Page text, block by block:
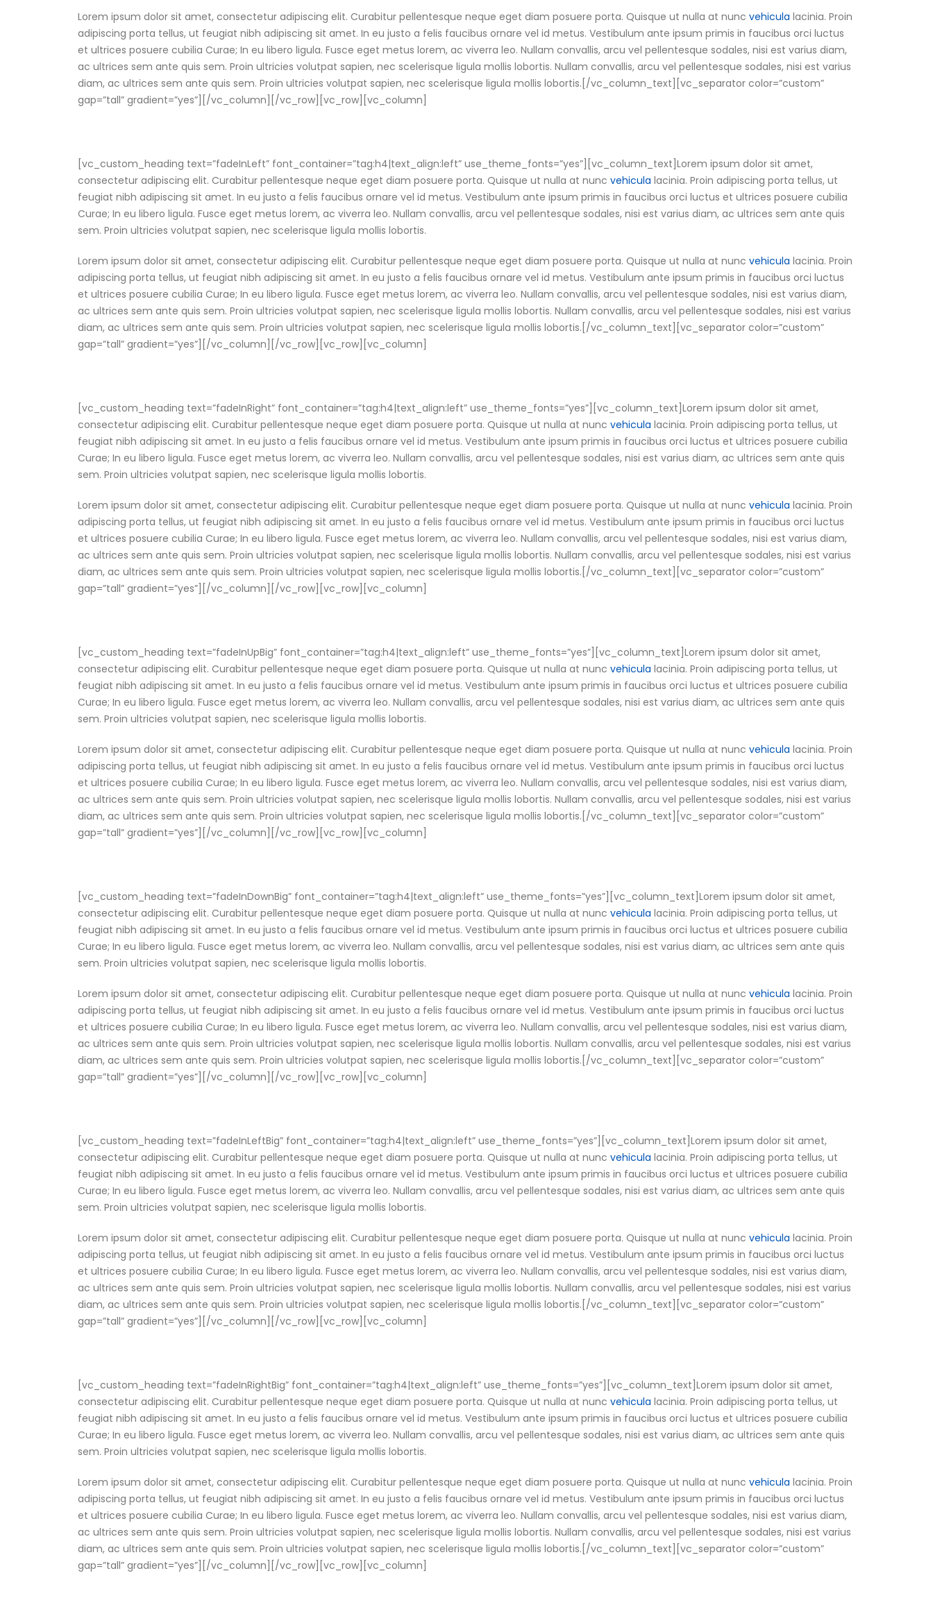
Lorem ipsum dolor sit amet, consectetur adipiscing elit. Curabitur pellentesque neque eget diam posuere porta. Quisque ut nulla at nunc vehicula lacinia. Proin
adipiscing porta tellus, ut feugiat nibh adipiscing sit amet. In eu justo a felis faucibus ornare vel id metus. Vestibulum ante ipsum primis in faucibus orci luctus
et ultrices posuere cubilia Curae; In eu libero ligula. Fusce eget metus lorem, ac viverra leo. Nullam convallis, arcu vel pellentesque sodales, nisi est varius diam,
ac ultrices sem ante quis sem. Proin ultricies volutpat sapien, nec scelerisque ligula mollis lobortis. Nullam convallis, arcu vel pellentesque sodales, nisi est varius
diam, ac ultrices sem ante quis sem. Proin ultricies volutpat sapien, nec scelerisque ligula mollis lobortis.[/vc_column_text][vc_separator color=”custom”
gap=”tall” gradient=”yes”][/vc_column][/vc_row][vc_row][vc_column]
[vc_custom_heading text=”fadeInLeft” font_container=”tag:h4|text_align:left” use_theme_fonts=”yes”][vc_column_text]Lorem ipsum dolor sit amet,
consectetur adipiscing elit. Curabitur pellentesque neque eget diam posuere porta. Quisque ut nulla at nunc vehicula lacinia. Proin adipiscing porta tellus, ut
feugiat nibh adipiscing sit amet. In eu justo a felis faucibus ornare vel id metus. Vestibulum ante ipsum primis in faucibus orci luctus et ultrices posuere cubilia
Curae; In eu libero ligula. Fusce eget metus lorem, ac viverra leo. Nullam convallis, arcu vel pellentesque sodales, nisi est varius diam, ac ultrices sem ante quis
sem. Proin ultricies volutpat sapien, nec scelerisque ligula mollis lobortis.
Lorem ipsum dolor sit amet, consectetur adipiscing elit. Curabitur pellentesque neque eget diam posuere porta. Quisque ut nulla at nunc vehicula lacinia. Proin
adipiscing porta tellus, ut feugiat nibh adipiscing sit amet. In eu justo a felis faucibus ornare vel id metus. Vestibulum ante ipsum primis in faucibus orci luctus
et ultrices posuere cubilia Curae; In eu libero ligula. Fusce eget metus lorem, ac viverra leo. Nullam convallis, arcu vel pellentesque sodales, nisi est varius diam,
ac ultrices sem ante quis sem. Proin ultricies volutpat sapien, nec scelerisque ligula mollis lobortis. Nullam convallis, arcu vel pellentesque sodales, nisi est varius
diam, ac ultrices sem ante quis sem. Proin ultricies volutpat sapien, nec scelerisque ligula mollis lobortis.[/vc_column_text][vc_separator color=”custom”
gap=”tall” gradient=”yes”][/vc_column][/vc_row][vc_row][vc_column]
[vc_custom_heading text=”fadeInRight” font_container=”tag:h4|text_align:left” use_theme_fonts=”yes”][vc_column_text]Lorem ipsum dolor sit amet,
consectetur adipiscing elit. Curabitur pellentesque neque eget diam posuere porta. Quisque ut nulla at nunc vehicula lacinia. Proin adipiscing porta tellus, ut
feugiat nibh adipiscing sit amet. In eu justo a felis faucibus ornare vel id metus. Vestibulum ante ipsum primis in faucibus orci luctus et ultrices posuere cubilia
Curae; In eu libero ligula. Fusce eget metus lorem, ac viverra leo. Nullam convallis, arcu vel pellentesque sodales, nisi est varius diam, ac ultrices sem ante quis
sem. Proin ultricies volutpat sapien, nec scelerisque ligula mollis lobortis.
Lorem ipsum dolor sit amet, consectetur adipiscing elit. Curabitur pellentesque neque eget diam posuere porta. Quisque ut nulla at nunc vehicula lacinia. Proin
adipiscing porta tellus, ut feugiat nibh adipiscing sit amet. In eu justo a felis faucibus ornare vel id metus. Vestibulum ante ipsum primis in faucibus orci luctus
et ultrices posuere cubilia Curae; In eu libero ligula. Fusce eget metus lorem, ac viverra leo. Nullam convallis, arcu vel pellentesque sodales, nisi est varius diam,
ac ultrices sem ante quis sem. Proin ultricies volutpat sapien, nec scelerisque ligula mollis lobortis. Nullam convallis, arcu vel pellentesque sodales, nisi est varius
diam, ac ultrices sem ante quis sem. Proin ultricies volutpat sapien, nec scelerisque ligula mollis lobortis.[/vc_column_text][vc_separator color=”custom”
gap=”tall” gradient=”yes”][/vc_column][/vc_row][vc_row][vc_column]
[vc_custom_heading text=”fadeInUpBig” font_container=”tag:h4|text_align:left” use_theme_fonts=”yes”][vc_column_text]Lorem ipsum dolor sit amet,
consectetur adipiscing elit. Curabitur pellentesque neque eget diam posuere porta. Quisque ut nulla at nunc vehicula lacinia. Proin adipiscing porta tellus, ut
feugiat nibh adipiscing sit amet. In eu justo a felis faucibus ornare vel id metus. Vestibulum ante ipsum primis in faucibus orci luctus et ultrices posuere cubilia
Curae; In eu libero ligula. Fusce eget metus lorem, ac viverra leo. Nullam convallis, arcu vel pellentesque sodales, nisi est varius diam, ac ultrices sem ante quis
sem. Proin ultricies volutpat sapien, nec scelerisque ligula mollis lobortis.
Lorem ipsum dolor sit amet, consectetur adipiscing elit. Curabitur pellentesque neque eget diam posuere porta. Quisque ut nulla at nunc vehicula lacinia. Proin
adipiscing porta tellus, ut feugiat nibh adipiscing sit amet. In eu justo a felis faucibus ornare vel id metus. Vestibulum ante ipsum primis in faucibus orci luctus
et ultrices posuere cubilia Curae; In eu libero ligula. Fusce eget metus lorem, ac viverra leo. Nullam convallis, arcu vel pellentesque sodales, nisi est varius diam,
ac ultrices sem ante quis sem. Proin ultricies volutpat sapien, nec scelerisque ligula mollis lobortis. Nullam convallis, arcu vel pellentesque sodales, nisi est varius
diam, ac ultrices sem ante quis sem. Proin ultricies volutpat sapien, nec scelerisque ligula mollis lobortis.[/vc_column_text][vc_separator color=”custom”
gap=”tall” gradient=”yes”][/vc_column][/vc_row][vc_row][vc_column]
[vc_custom_heading text=”fadeInDownBig” font_container=”tag:h4|text_align:left” use_theme_fonts=”yes”][vc_column_text]Lorem ipsum dolor sit amet,
consectetur adipiscing elit. Curabitur pellentesque neque eget diam posuere porta. Quisque ut nulla at nunc vehicula lacinia. Proin adipiscing porta tellus, ut
feugiat nibh adipiscing sit amet. In eu justo a felis faucibus ornare vel id metus. Vestibulum ante ipsum primis in faucibus orci luctus et ultrices posuere cubilia
Curae; In eu libero ligula. Fusce eget metus lorem, ac viverra leo. Nullam convallis, arcu vel pellentesque sodales, nisi est varius diam, ac ultrices sem ante quis
sem. Proin ultricies volutpat sapien, nec scelerisque ligula mollis lobortis.
Lorem ipsum dolor sit amet, consectetur adipiscing elit. Curabitur pellentesque neque eget diam posuere porta. Quisque ut nulla at nunc vehicula lacinia. Proin
adipiscing porta tellus, ut feugiat nibh adipiscing sit amet. In eu justo a felis faucibus ornare vel id metus. Vestibulum ante ipsum primis in faucibus orci luctus
et ultrices posuere cubilia Curae; In eu libero ligula. Fusce eget metus lorem, ac viverra leo. Nullam convallis, arcu vel pellentesque sodales, nisi est varius diam,
ac ultrices sem ante quis sem. Proin ultricies volutpat sapien, nec scelerisque ligula mollis lobortis. Nullam convallis, arcu vel pellentesque sodales, nisi est varius
diam, ac ultrices sem ante quis sem. Proin ultricies volutpat sapien, nec scelerisque ligula mollis lobortis.[/vc_column_text][vc_separator color=”custom”
gap=”tall” gradient=”yes”][/vc_column][/vc_row][vc_row][vc_column]
[vc_custom_heading text=”fadeInLeftBig” font_container=”tag:h4|text_align:left” use_theme_fonts=”yes”][vc_column_text]Lorem ipsum dolor sit amet,
consectetur adipiscing elit. Curabitur pellentesque neque eget diam posuere porta. Quisque ut nulla at nunc vehicula lacinia. Proin adipiscing porta tellus, ut
feugiat nibh adipiscing sit amet. In eu justo a felis faucibus ornare vel id metus. Vestibulum ante ipsum primis in faucibus orci luctus et ultrices posuere cubilia
Curae; In eu libero ligula. Fusce eget metus lorem, ac viverra leo. Nullam convallis, arcu vel pellentesque sodales, nisi est varius diam, ac ultrices sem ante quis
sem. Proin ultricies volutpat sapien, nec scelerisque ligula mollis lobortis.
Lorem ipsum dolor sit amet, consectetur adipiscing elit. Curabitur pellentesque neque eget diam posuere porta. Quisque ut nulla at nunc vehicula lacinia. Proin
adipiscing porta tellus, ut feugiat nibh adipiscing sit amet. In eu justo a felis faucibus ornare vel id metus. Vestibulum ante ipsum primis in faucibus orci luctus
et ultrices posuere cubilia Curae; In eu libero ligula. Fusce eget metus lorem, ac viverra leo. Nullam convallis, arcu vel pellentesque sodales, nisi est varius diam,
ac ultrices sem ante quis sem. Proin ultricies volutpat sapien, nec scelerisque ligula mollis lobortis. Nullam convallis, arcu vel pellentesque sodales, nisi est varius
diam, ac ultrices sem ante quis sem. Proin ultricies volutpat sapien, nec scelerisque ligula mollis lobortis.[/vc_column_text][vc_separator color=”custom”
gap=”tall” gradient=”yes”][/vc_column][/vc_row][vc_row][vc_column]
[vc_custom_heading text=”fadeInRightBig” font_container=”tag:h4|text_align:left” use_theme_fonts=”yes”][vc_column_text]Lorem ipsum dolor sit amet,
consectetur adipiscing elit. Curabitur pellentesque neque eget diam posuere porta. Quisque ut nulla at nunc vehicula lacinia. Proin adipiscing porta tellus, ut
feugiat nibh adipiscing sit amet. In eu justo a felis faucibus ornare vel id metus. Vestibulum ante ipsum primis in faucibus orci luctus et ultrices posuere cubilia
Curae; In eu libero ligula. Fusce eget metus lorem, ac viverra leo. Nullam convallis, arcu vel pellentesque sodales, nisi est varius diam, ac ultrices sem ante quis
sem. Proin ultricies volutpat sapien, nec scelerisque ligula mollis lobortis.
Lorem ipsum dolor sit amet, consectetur adipiscing elit. Curabitur pellentesque neque eget diam posuere porta. Quisque ut nulla at nunc vehicula lacinia. Proin
adipiscing porta tellus, ut feugiat nibh adipiscing sit amet. In eu justo a felis faucibus ornare vel id metus. Vestibulum ante ipsum primis in faucibus orci luctus
et ultrices posuere cubilia Curae; In eu libero ligula. Fusce eget metus lorem, ac viverra leo. Nullam convallis, arcu vel pellentesque sodales, nisi est varius diam,
ac ultrices sem ante quis sem. Proin ultricies volutpat sapien, nec scelerisque ligula mollis lobortis. Nullam convallis, arcu vel pellentesque sodales, nisi est varius
diam, ac ultrices sem ante quis sem. Proin ultricies volutpat sapien, nec scelerisque ligula mollis lobortis.[/vc_column_text][vc_separator color=”custom”
gap=”tall” gradient=”yes”][/vc_column][/vc_row][vc_row][vc_column]